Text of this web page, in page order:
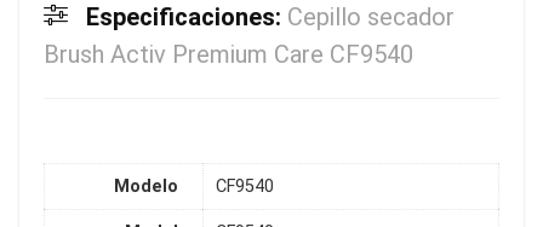
Especificaciones: Cepillo secador
Brush Activ Premium Care CF9540
Modelo CF9540